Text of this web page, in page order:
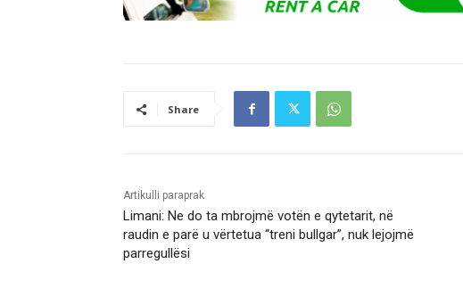
Share
Artikulli paraprak
Limani: Ne do ta mbrojmë votën e qytetarit, në
raudin e parë u vërtetua “treni bullgar”, nuk lejojmë
parregullësi